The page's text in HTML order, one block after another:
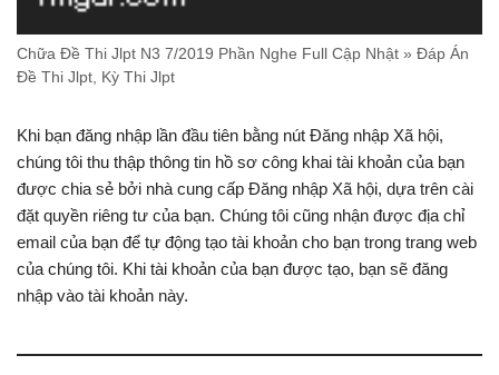
Chữa Đề Thi Jlpt N3 7/2019 Phần Nghe Full Cập Nhật » Đáp Án
Đề Thi Jlpt, Kỳ Thi Jlpt
Khi bạn đăng nhập lần đầu tiên bằng nút Đăng nhập Xã hội,
chúng tôi thu thập thông tin hồ sơ công khai tài khoản của bạn
được chia sẻ bởi nhà cung cấp Đăng nhập Xã hội, dựa trên cài
đặt quyền riêng tư của bạn. Chúng tôi cũng nhận được địa chỉ
email của bạn để tự động tạo tài khoản cho bạn trong trang web
của chúng tôi. Khi tài khoản của bạn được tạo, bạn sẽ đăng
nhập vào tài khoản này.